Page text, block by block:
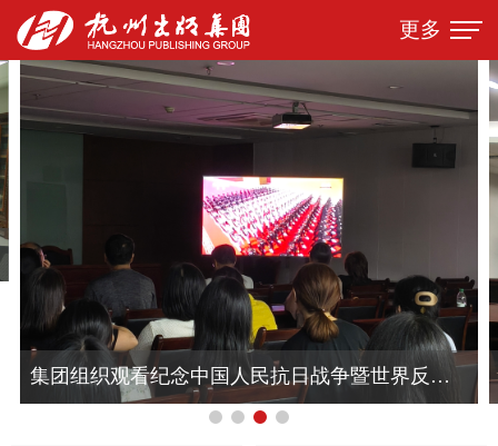
更多
集团组织观看纪念中国人民抗日战争暨世界反法西斯战争胜利80周年阅兵式直播